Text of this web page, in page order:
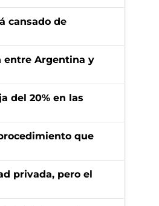
cansado de
entre Argentina y
del 20% en las
que
privada, pero el